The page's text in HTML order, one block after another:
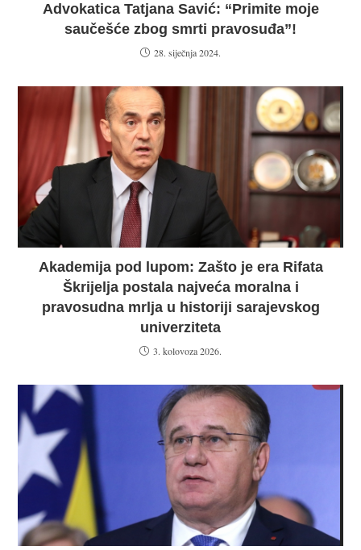
Advokatica Tatjana Savić: “Primite moje
saučešće zbog smrti pravosuđa”!
28. siječnja 2024.
Akademija pod lupom: Zašto je era Rifata
Škrijelja postala najveća moralna i
pravosudna mrlja u historiji sarajevskog
univerziteta
3. kolovoza 2026.